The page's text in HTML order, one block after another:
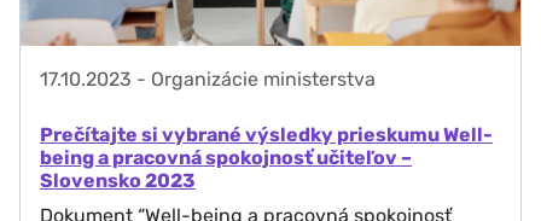
17.10.2023 - Organizácie ministerstva
Prečítajte si vybrané výsledky prieskumu Well-
being a pracovná spokojnosť učiteľov –
Slovensko 2023
Dokument “Well-being a pracovná spokojnosť